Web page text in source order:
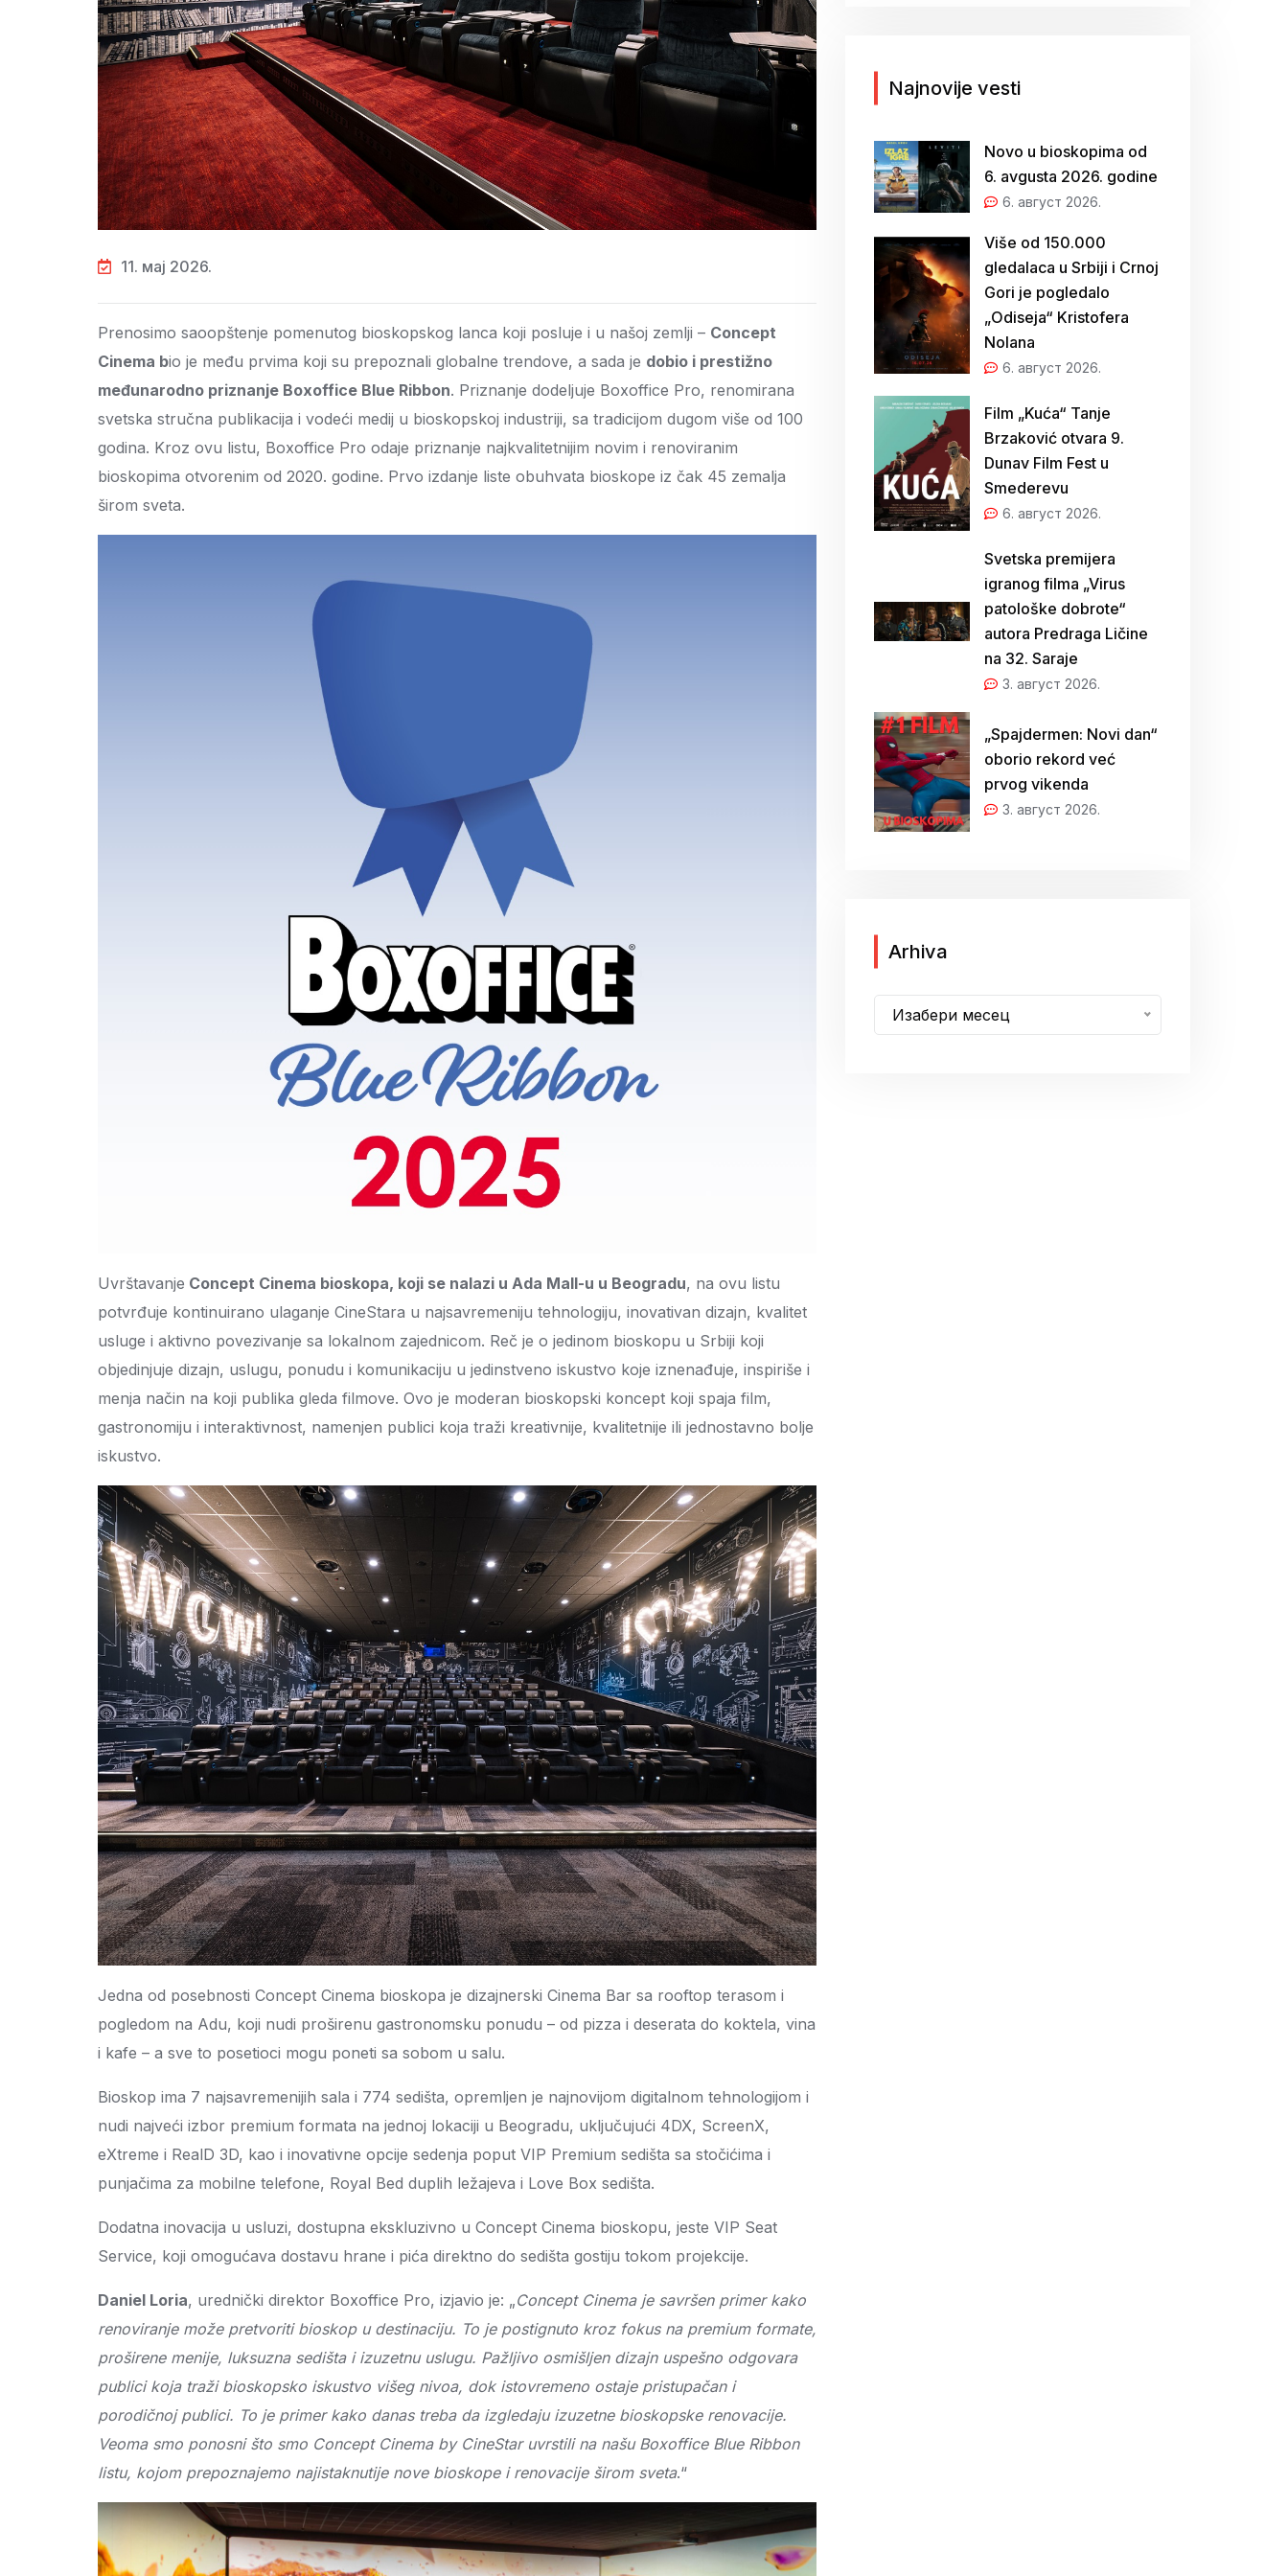
11. мај 2026.
Prenosimo saoopštenje pomenutog bioskopskog lanca koji posluje i u našoj zemlji – Concept
Cinema bio je među prvima koji su prepoznali globalne trendove, a sada je dobio i prestižno
međunarodno priznanje Boxoffice Blue Ribbon. Priznanje dodeljuje Boxoffice Pro, renomirana
svetska stručna publikacija i vodeći medij u bioskopskoj industriji, sa tradicijom dugom više od 100
godina. Kroz ovu listu, Boxoffice Pro odaje priznanje najkvalitetnijim novim i renoviranim
bioskopima otvorenim od 2020. godine. Prvo izdanje liste obuhvata bioskope iz čak 45 zemalja
širom sveta.
Uvrštavanje Concept Cinema bioskopa, koji se nalazi u Ada Mall-u u Beogradu, na ovu listu
potvrđuje kontinuirano ulaganje CineStara u najsavremeniju tehnologiju, inovativan dizajn, kvalitet
usluge i aktivno povezivanje sa lokalnom zajednicom. Reč je o jedinom bioskopu u Srbiji koji
objedinjuje dizajn, uslugu, ponudu i komunikaciju u jedinstveno iskustvo koje iznenađuje, inspiriše i
menja način na koji publika gleda filmove. Ovo je moderan bioskopski koncept koji spaja film,
gastronomiju i interaktivnost, namenjen publici koja traži kreativnije, kvalitetnije ili jednostavno bolje
iskustvo.
Jedna od posebnosti Concept Cinema bioskopa je dizajnerski Cinema Bar sa rooftop terasom i
pogledom na Adu, koji nudi proširenu gastronomsku ponudu – od pizza i deserata do koktela, vina
i kafe – a sve to posetioci mogu poneti sa sobom u salu.
Bioskop ima 7 najsavremenijih sala i 774 sedišta, opremljen je najnovijom digitalnom tehnologijom i
nudi najveći izbor premium formata na jednoj lokaciji u Beogradu, uključujući 4DX, ScreenX,
eXtreme i RealD 3D, kao i inovativne opcije sedenja poput VIP Premium sedišta sa stočićima i
punjačima za mobilne telefone, Royal Bed duplih ležajeva i Love Box sedišta.
Dodatna inovacija u usluzi, dostupna ekskluzivno u Concept Cinema bioskopu, jeste VIP Seat
Service, koji omogućava dostavu hrane i pića direktno do sedišta gostiju tokom projekcije.
Daniel Loria, urednički direktor Boxoffice Pro, izjavio je: „Concept Cinema je savršen primer kako
renoviranje može pretvoriti bioskop u destinaciju. To je postignuto kroz fokus na premium formate,
proširene menije, luksuzna sedišta i izuzetnu uslugu. Pažljivo osmišljen dizajn uspešno odgovara
publici koja traži bioskopsko iskustvo višeg nivoa, dok istovremeno ostaje pristupačan i
porodičnoj publici. To je primer kako danas treba da izgledaju izuzetne bioskopske renovacije.
Veoma smo ponosni što smo Concept Cinema by CineStar uvrstili na našu Boxoffice Blue Ribbon
listu, kojom prepoznajemo najistaknutije nove bioskope i renovacije širom sveta.“
:
Najnovije vesti
Novo u bioskopima od
6. avgusta 2026. godine
6. август 2026.
Više od 150.000
gledalaca u Srbiji i Crnoj
Gori je pogledalo
„Odiseja“ Kristofera
Nolana
6. август 2026.
Film „Kuća“ Tanje
Brzaković otvara 9.
Dunav Film Fest u
Smederevu
6. август 2026.
Svetska premijera
igranog filma „Virus
patološke dobrote“
autora Predraga Ličine
na 32. Saraje
3. август 2026.
„Spajdermen: Novi dan“
oborio rekord već
prvog vikenda
3. август 2026.
Arhiva
h
i
Изабери месец